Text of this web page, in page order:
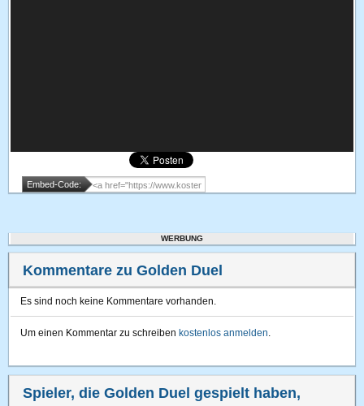
Embed-Code:
WERBUNG
Kommentare zu Golden Duel
Es sind noch keine Kommentare vorhanden.
Um einen Kommentar zu schreiben kostenlos anmelden.
Spieler, die Golden Duel gespielt haben,